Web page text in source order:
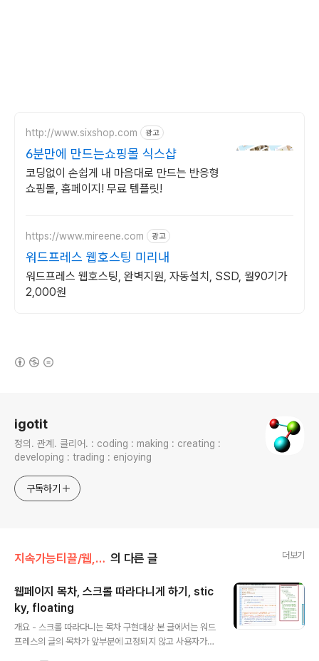
http://www.sixshop.com 광고
6분만에 만드는쇼핑몰 식스샵
코딩없이 손쉽게 내 마음대로 만드는 반응형
쇼핑몰, 홈페이지! 무료 템플릿!
https://www.mireene.com 광고
워드프레스 웹호스팅 미리내
워드프레스 웹호스팅, 완벽지원, 자동설치, SSD, 월90기가
2,000원
igotit
정의. 관계. 클리어. : coding : making : creating :
developing : trading : enjoying
구독하기
지속가능티끌/웹,워드프레스 의 다른 글 더보기
웹페이지 목차, 스크롤 따라다니게 하기, stic
ky, floating
개요 - 스크롤 따라다니는 목차 구현대상 본 글에서는 워드
프레스의 글의 목차가 앞부분에 고정되지 않고 사용자가